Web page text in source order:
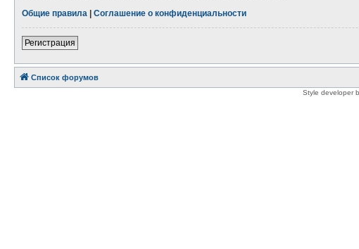
Общие правила
Соглашение о конфиденциальности
Регистрация
Список форумов
Style developer